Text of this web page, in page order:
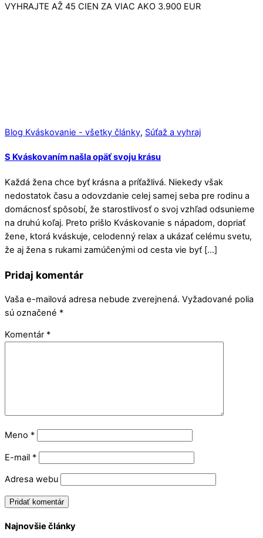
VYHRAJTE AŽ 45 CIEN ZA VIAC AKO 3.900 EUR
Blog Kváskovanie - všetky články, Súťaž a vyhraj
S Kváskovaním našla opäť svoju krásu
Každá žena chce byť krásna a príťažlivá. Niekedy však
nedostatok času a odovzdanie celej samej seba pre rodinu a
domácnosť spôsobí, že starostlivosť o svoj vzhľad odsunieme
na druhú koľaj. Preto prišlo Kváskovanie s nápadom, dopriať
žene, ktorá kváskuje, celodenný relax a ukázať celému svetu,
že aj žena s rukami zamúčenými od cesta vie byť […]
Pridaj komentár
Vaša e-mailová adresa nebude zverejnená. Vyžadované polia
sú označené *
Komentár *
Meno *
E-mail *
Adresa webu
Najnovšie články